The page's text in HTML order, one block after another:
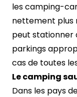
les camping-
nettement plus
peut stationner
parkings
cas de toutes
Le camping
Dans les pays